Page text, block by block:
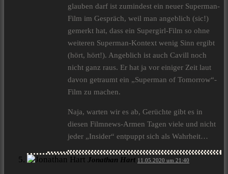
glauben darf ist zumindest ein neuer Superman-
Film im Gespräch, weil man angeblich (sic!)
gemerkt hat, dass ein Supergirl-Film so ohne
weiteren Superman-Kontext wenig Sinn ergibt
(hört, hört!). Angeblich ist auch Cavill noch
nicht ganz raus. Er hat ja vor einiger Zeit laut
davon getraumt ein „Superman of Tomorrow“-
Film zu machen.
Naja, warten wir es ab, Gerüchte gibt es in
diesen Filmnews-Armen Tagen viele und nicht
jeder „Insider“ entpuppt sich als Wahrheit…
Jonathan Hart 11.05.2020 um 21:40